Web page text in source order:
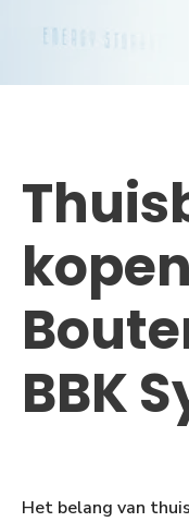
BBK
Het belang van